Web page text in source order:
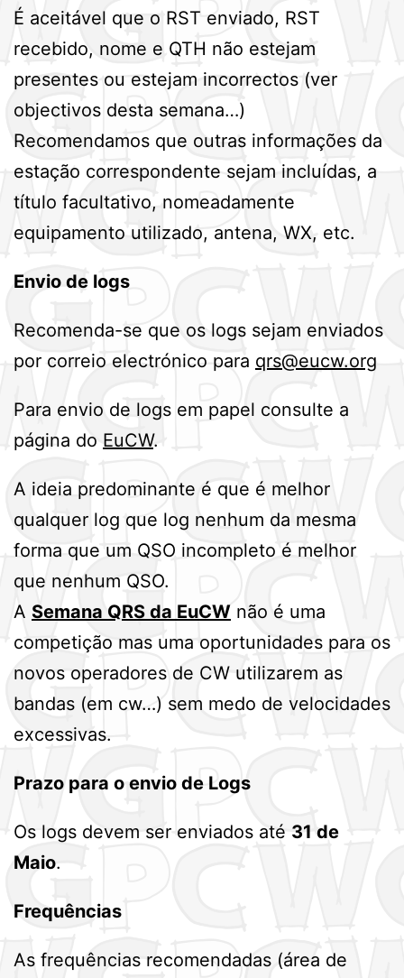
É aceitável que o RST enviado, RST
recebido, nome e QTH não estejam
presentes ou estejam incorrectos (ver
objectivos desta semana…)
Recomendamos que outras informações da
estação correspondente sejam incluídas, a
título facultativo, nomeadamente
equipamento utilizado, antena, WX, etc.
Envio de logs
Recomenda-se que os logs sejam enviados
por correio electrónico para qrs@eucw.org
Para envio de logs em papel consulte a
página do EuCW.
A ideia predominante é que é melhor
qualquer log que log nenhum da mesma
forma que um QSO incompleto é melhor
que nenhum QSO.
A Semana QRS da EuCW não é uma
competição mas uma oportunidades para os
novos operadores de CW utilizarem as
bandas (em cw…) sem medo de velocidades
excessivas.
Prazo para o envio de Logs
Os logs devem ser enviados até 31 de
Maio.
Frequências
As frequências recomendadas (área de